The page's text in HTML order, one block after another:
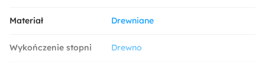
Materiał Drewniane
Wykończenie stopni Drewno